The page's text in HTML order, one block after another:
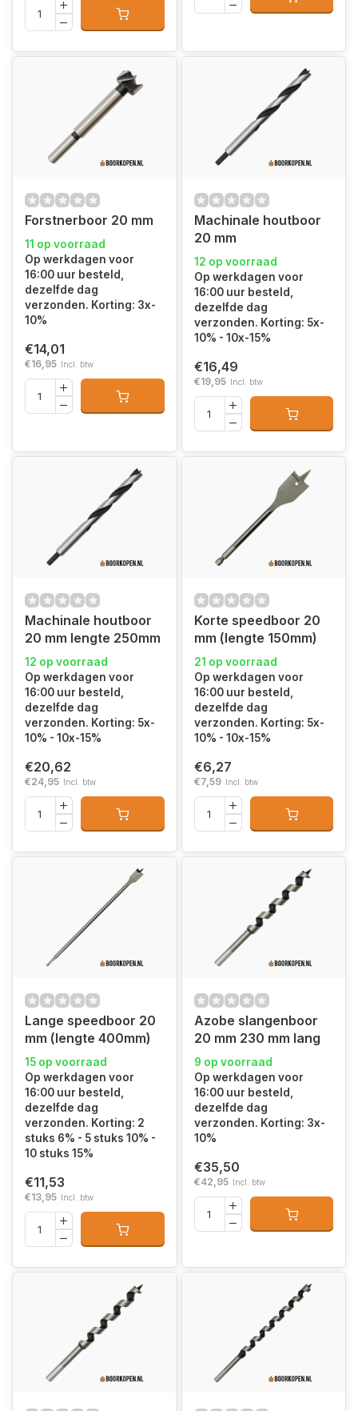
Forstnerboor 20 mm
11 op voorraad
Op werkdagen voor
16:00 uur besteld,
dezelfde dag
verzonden. Korting: 3x-
10%
€14,01
€16,95 Incl. btw
Machinale houtboor
20 mm
12 op voorraad
Op werkdagen voor
16:00 uur besteld,
dezelfde dag
verzonden. Korting: 5x-
10% - 10x-15%
€16,49
€19,95 Incl. btw
Machinale houtboor
20 mm lengte 250mm
12 op voorraad
Op werkdagen voor
16:00 uur besteld,
dezelfde dag
verzonden. Korting: 5x-
10% - 10x-15%
€20,62
€24,95 Incl. btw
Korte speedboor 20
mm (lengte 150mm)
21 op voorraad
Op werkdagen voor
16:00 uur besteld,
dezelfde dag
verzonden. Korting: 5x-
10% - 10x-15%
€6,27
€7,59 Incl. btw
Lange speedboor 20
mm (lengte 400mm)
15 op voorraad
Op werkdagen voor
16:00 uur besteld,
dezelfde dag
verzonden. Korting: 2
stuks 6% - 5 stuks 10% -
10 stuks 15%
€11,53
€13,95 Incl. btw
Azobe slangenboor
20 mm 230 mm lang
9 op voorraad
Op werkdagen voor
16:00 uur besteld,
dezelfde dag
verzonden. Korting: 3x-
10%
€35,50
€42,95 Incl. btw